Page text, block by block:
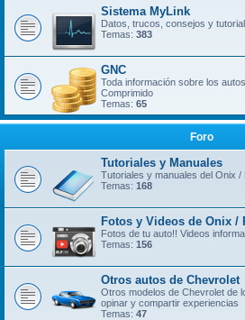
Sistema MyLink
Datos, trucos, consejos y
Temas: 383
GNC
Toda información sobre los
Comprimido
Temas: 65
Foro
Tutoriales y Manuales
Tutoriales y manuales del Onix /
Temas: 168
Fotos y Videos de Onix /
Fotos de tu auto!! Videos
Temas: 156
Otros autos de Chevrolet
Otros modelos de Chevrolet de
opinar y compartir experiencias
Temas: 47